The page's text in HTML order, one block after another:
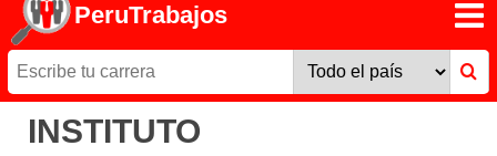
PeruTrabajos
INSTITUTO